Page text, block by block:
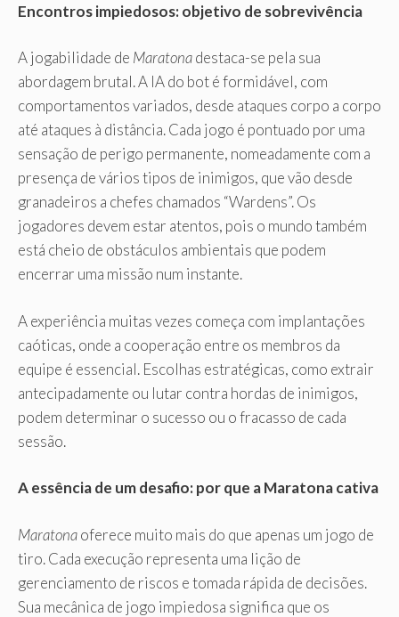
Encontros impiedosos: objetivo de sobrevivência
A jogabilidade de Maratonadestaca-se pela sua
abordagem brutal. A IA do bot é formidável, com
comportamentos variados, desde ataques corpo a corpo
até ataques à distância. Cada jogo é pontuado por uma
sensação de perigo permanente, nomeadamente com a
presença de vários tipos de inimigos, que vão desde
granadeiros a chefes chamados “Wardens”. Os
jogadores devem estar atentos, pois o mundo também
está cheio de obstáculos ambientais que podem
encerrar uma missão num instante.
A experiência muitas vezes começa com implantações
caóticas, onde a cooperação entre os membros da
equipe é essencial. Escolhas estratégicas, como extrair
antecipadamente ou lutar contra hordas de inimigos,
podem determinar o sucesso ou o fracasso de cada
sessão.
A essência de um desafio: por que a Maratona cativa
Maratonaoferece muito mais do que apenas um jogo de
tiro. Cada execução representa uma lição de
gerenciamento de riscos e tomada rápida de decisões.
Sua mecânica de jogo impiedosa significa que os